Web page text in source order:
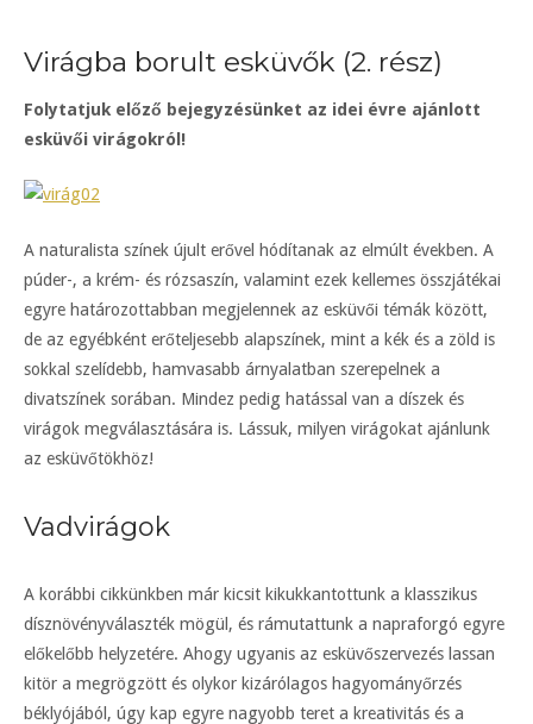
Virágba borult esküvők (2. rész)
Folytatjuk előző bejegyzésünket az idei évre ajánlott
esküvői virágokról!
A naturalista színek újult erővel hódítanak az elmúlt években. A
púder-, a krém- és rózsaszín, valamint ezek kellemes összjátékai
egyre határozottabban megjelennek az esküvői témák között,
de az egyébként erőteljesebb alapszínek, mint a kék és a zöld is
sokkal szelídebb, hamvasabb árnyalatban szerepelnek a
divatszínek sorában. Mindez pedig hatással van a díszek és
virágok megválasztására is. Lássuk, milyen virágokat ajánlunk
az esküvőtökhöz!
Vadvirágok
A korábbi cikkünkben már kicsit kikukkantottunk a klasszikus
dísznövényválaszték mögül, és rámutattunk a napraforgó egyre
előkelőbb helyzetére. Ahogy ugyanis az esküvőszervezés lassan
kitör a megrögzött és olykor kizárólagos hagyományőrzés
béklyójából, úgy kap egyre nagyobb teret a kreativitás és a